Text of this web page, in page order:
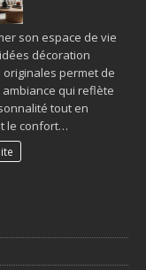
son espace de vie
décoration
permet de
qui reflète
tout en
le confort…